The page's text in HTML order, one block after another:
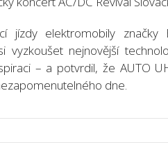
jízdy elektromobily značky
vyzkoušet nejnovější
– a potvrdil, že AUTO
dne.